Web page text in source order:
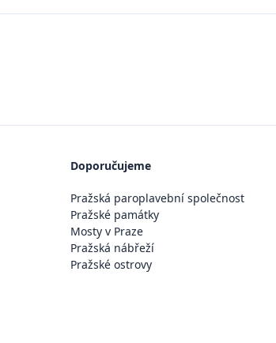
Doporučujeme
Pražská paroplavební společnost
Pražské památky
Mosty v Praze
Pražská nábřeží
Pražské ostrovy